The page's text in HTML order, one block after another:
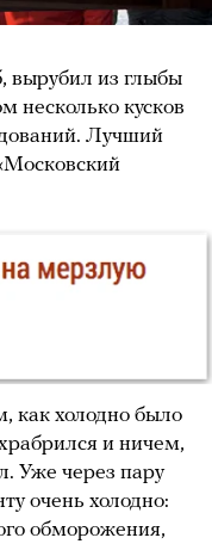
вырубил из глыбы
несколько кусков
Лучший
как холодно было
и ничем,
Уже через пару
очень холодно:
обморожения,